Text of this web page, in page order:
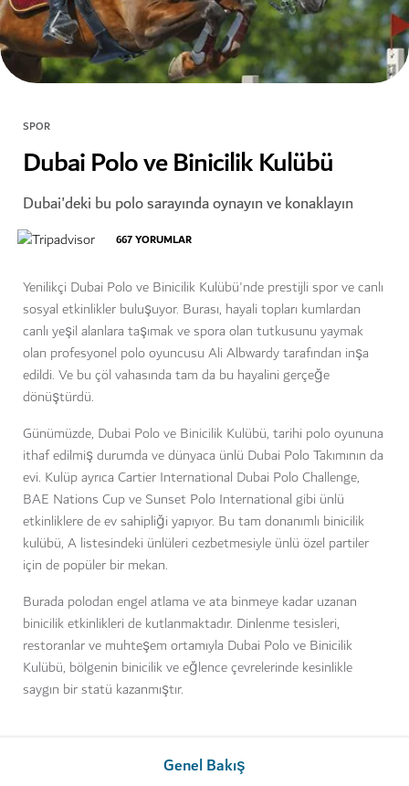
SPOR
Dubai Polo ve Binicilik Kulübü
Dubai'deki bu polo sarayında oynayın ve konaklayın
667YORUMLAR
Yenilikçi Dubai Polo ve Binicilik Kulübü'nde prestijli spor ve canlı
sosyal etkinlikler buluşuyor. Burası, hayali topları kumlardan
canlı yeşil alanlara taşımak ve spora olan tutkusunu yaymak
olan profesyonel polo oyuncusu Ali Albwardy tarafından inşa
edildi. Ve bu çöl vahasında tam da bu hayalini gerçeğe
dönüştürdü.
Günümüzde, Dubai Polo ve Binicilik Kulübü, tarihi polo oyununa
ithaf edilmiş durumda ve dünyaca ünlü Dubai Polo Takımının da
evi. Kulüp ayrıca Cartier International Dubai Polo Challenge,
BAE Nations Cup ve Sunset Polo International gibi ünlü
etkinliklere de ev sahipliği yapıyor. Bu tam donanımlı binicilik
kulübü, A listesindeki ünlüleri cezbetmesiyle ünlü özel partiler
için de popüler bir mekan.
Burada polodan engel atlama ve ata binmeye kadar uzanan
binicilik etkinlikleri de kutlanmaktadır. Dinlenme tesisleri,
restoranlar ve muhteşem ortamıyla Dubai Polo ve Binicilik
Kulübü, bölgenin binicilik ve eğlence çevrelerinde kesinlikle
saygın bir statü kazanmıştır.
Genel Bakış